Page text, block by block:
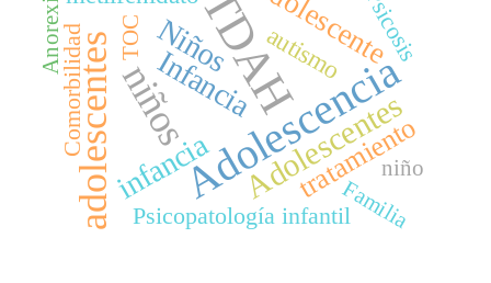
TDAH
Adolescencia
niños
adolescentes Adolescentes
Infancia
Niños
infancia
adolescente
tratamiento
autismo
Psicopatología infantil
Psicosis
Comorbilidad TOC
Familia
Anorexia
niño